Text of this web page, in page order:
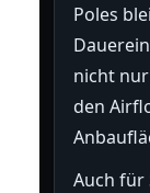
Poles
nicht
den
Auch für